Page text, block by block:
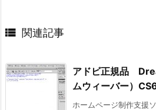
 関連記事
アドビ正規品
ムウィーバー）
ホームページ制作支援